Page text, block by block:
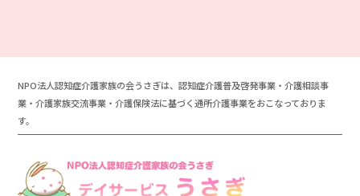
NPO法人認知症介護家族の会うさぎは、認知症介護普及啓発事業・介護相談事
業・介護家族交流事業・介護保険法に基づく通所介護事業をおこなっておりま
す。